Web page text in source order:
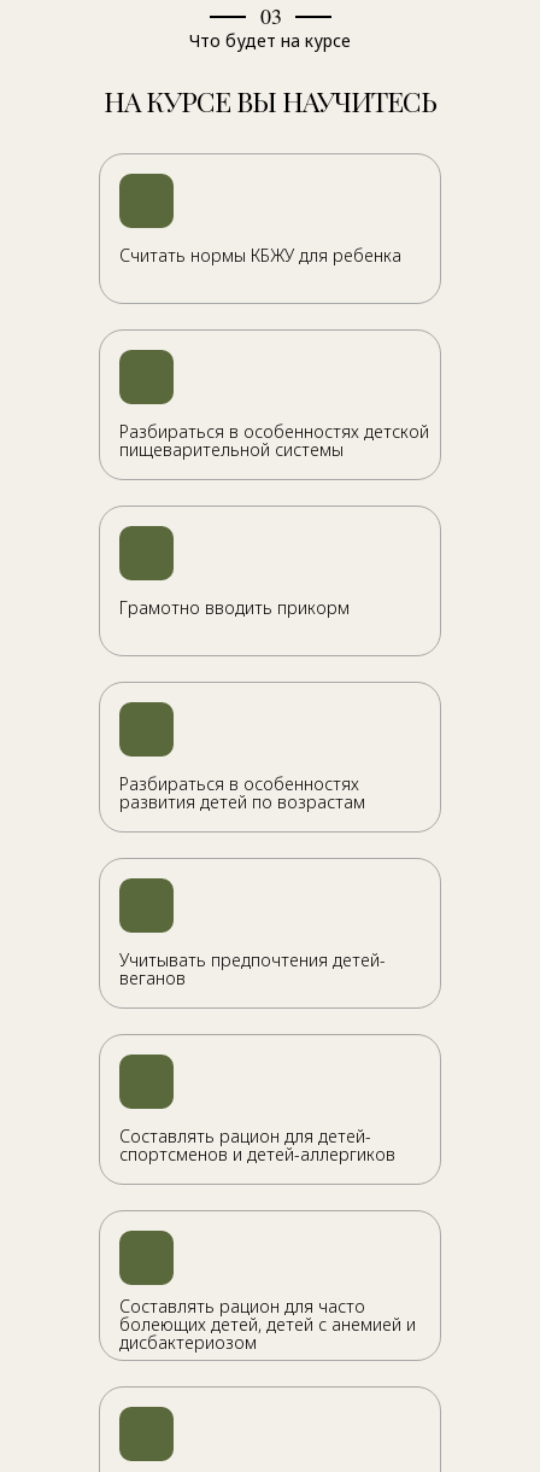
НА КУРСЕ ВЫ НАУЧИТЕСЬ
03
Что будет на курсе
Считать нормы КБЖУ для ребенка
Разбираться в особенностях детской
пищеварительной системы
Грамотно вводить прикорм
Разбираться в особенностях
развития детей по возрастам
Учитывать предпочтения детей-
веганов
Составлять рацион для детей-
спортсменов и детей-аллергиков
Составлять рацион для часто
болеющих детей, детей с анемией и
дисбактериозом